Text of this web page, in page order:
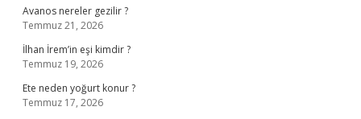
Avanos nereler gezilir ?
Temmuz 21, 2026
İlhan İrem’in eşi kimdir ?
Temmuz 19, 2026
Ete neden yoğurt konur ?
Temmuz 17, 2026